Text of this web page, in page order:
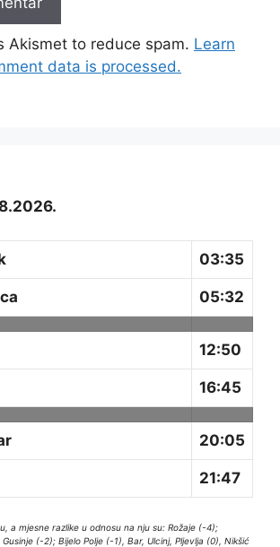
Akismet to reduce spam. Learn
data is processed.
03:35
05:32
12:50
16:45
20:05
21:47
a mjesne razlike u odnosu na nju su: Rožaje (-4);
(-2); Bijelo Polje (-1), Bar, Ulcinj, Pljevlja (0), Nikšić